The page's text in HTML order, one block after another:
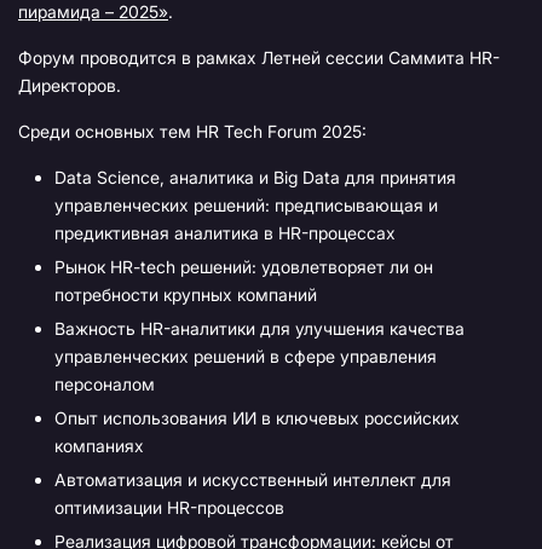
пирамида – 2025».
Форум проводится в рамках Летней сессии Саммита HR-
Директоров.
Среди основных тем HR Tech Forum 2025:
Data Science, аналитика и Big Data для принятия
управленческих решений: предписывающая и
предиктивная аналитика в HR-процессах
Рынок HR-tech решений: удовлетворяет ли он
потребности крупных компаний
Важность HR-аналитики для улучшения качества
управленческих решений в сфере управления
персоналом
Опыт использования ИИ в ключевых российских
компаниях
Автоматизация и искусственный интеллект для
оптимизации HR-процессов
Реализация цифровой трансформации: кейсы от